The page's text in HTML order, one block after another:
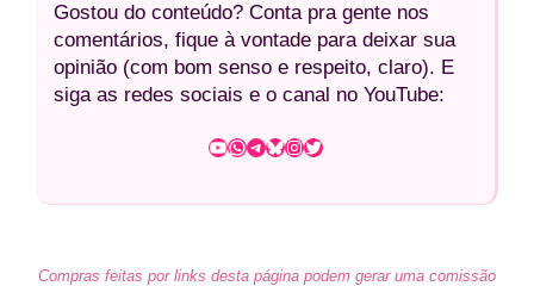
Gostou do conteúdo? Conta pra gente nos
comentários, fique à vontade para deixar sua
opinião (com bom senso e respeito, claro). E
siga as redes sociais e o canal no YouTube:
Youtube WhatsApp TelegramBluesky InstagramTwitter
Compras feitas por links desta página podem gerar uma comissão